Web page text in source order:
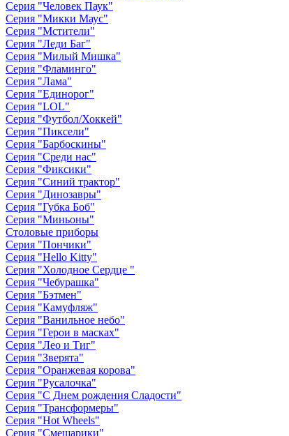
Серия "Человек Паук"
Серия "Микки Маус"
Серия "Мстители"
Серия "Леди Баг"
Серия "Милый Мишка"
Серия "Фламинго"
Серия "Лама"
Серия "Единорог"
Серия "LOL"
Серия "Футбол/Хоккей"
Серия "Пиксели"
Серия "Барбоскины"
Серия "Среди нас"
Серия "Фиксики"
Серия "Синий трактор"
Серия "Динозавры"
Серия "Губка Боб"
Серия "Миньоны"
Столовые приборы
Серия "Пончики"
Серия "Hello Kitty"
Серия "Холодное Сердце "
Серия "Чебурашка"
Серия "Бэтмен"
Серия "Камуфляж"
Серия "Ванильное небо"
Серия "Герои в масках"
Серия "Лео и Тиг"
Серия "Зверята"
Серия "Оранжевая корова"
Серия "Русалочка"
Серия "С Днем рождения Сладости"
Серия "Трансформеры"
Серия "Hot Wheels"
Серия "Cмешарики"